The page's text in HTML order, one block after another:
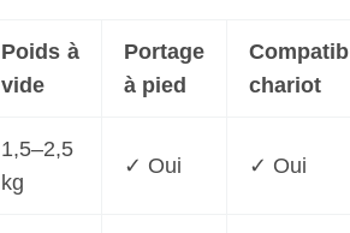
Poids à
vide
Portage
à pied
chariot
1,5–2,5
kg
✓ Oui ✓ Oui